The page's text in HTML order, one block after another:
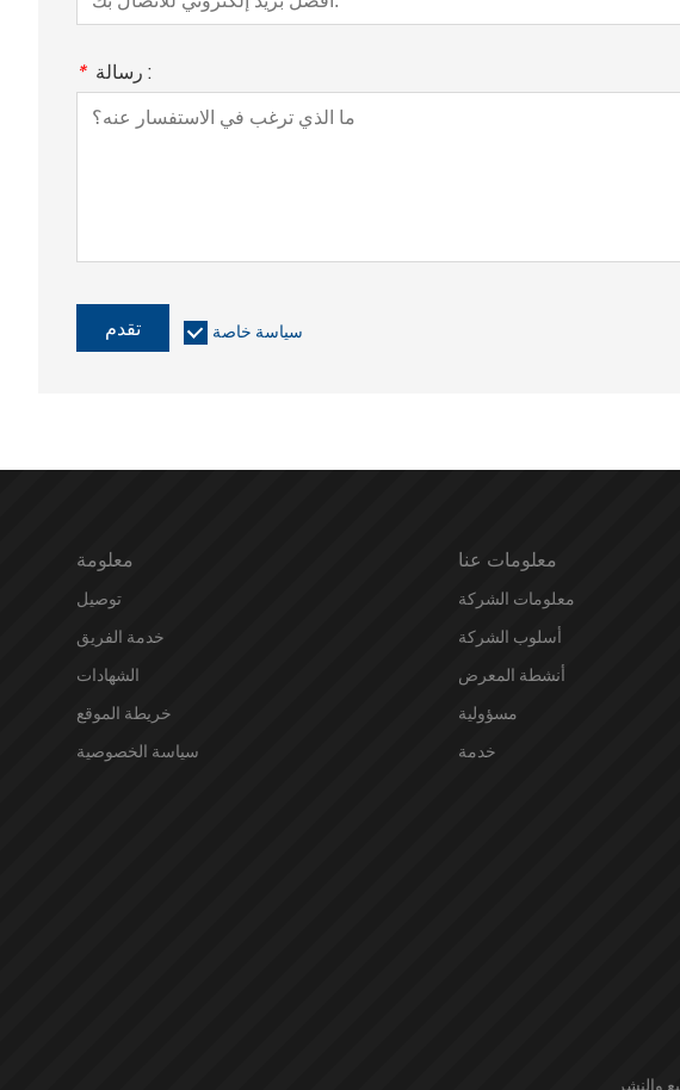
* رسالة :
تقدم سياسة خاصة
معلومة
توصيل
خدمة الفريق
الشهادات
خريطة الموقع
سياسة الخصوصية
معلومات عنا
معلومات الشركة
أسلوب الشركة
أنشطة المعرض
مسؤولية
خدمة